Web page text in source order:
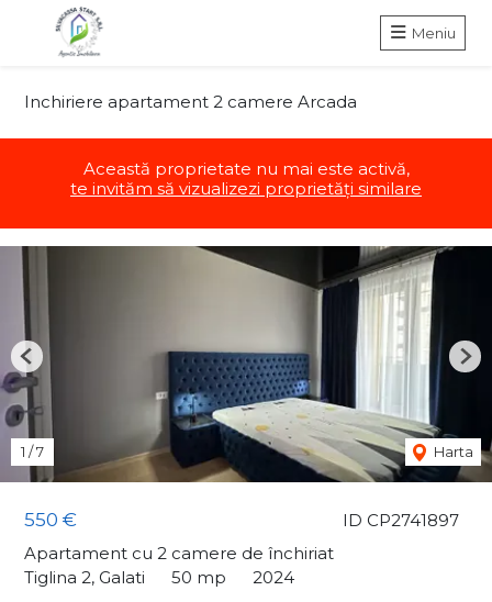
Meniu
Inchiriere apartament 2 camere Arcada
Această proprietate nu mai este activă,
te invităm să vizualizezi proprietăți similare
ID CP2741897
550 €
Apartament cu 2 camere de închiriat
Tiglina 2, Galati
50 mp 2024
1 /7 Harta
Previous